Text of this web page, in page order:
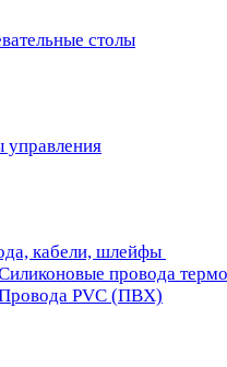
столы
управления
кабели, шлейфы
провода
PVC (ПВХ)